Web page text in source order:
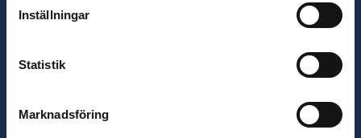
Inställningar
Statistik
Marknadsföring
Umeå
OM OSS
Kvalitet och miljö